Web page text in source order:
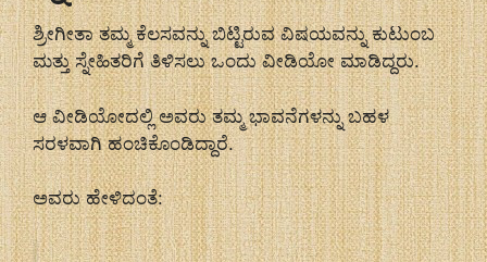
ಶ್ರೀಗೀತಾ ತಮ್ಮ ಕೆಲಸವನ್ನು ಬಿಟ್ಟಿರುವ ವಿಷಯವನ್ನು ಕುಟುಂಬ
ಮತ್ತು ಸ್ನೇಹಿತರಿಗೆ ತಿಳಿಸಲು ಒಂದು ವೀಡಿಯೋ ಮಾಡಿದ್ದರು.
ಆ ವೀಡಿಯೋದಲ್ಲಿ ಅವರು ತಮ್ಮ ಭಾವನೆಗಳನ್ನು ಬಹಳ
ಸರಳವಾಗಿ ಹಂಚಿಕೊಂಡಿದ್ದಾರೆ.
ಅವರು ಹೇಳಿದಂತೆ: